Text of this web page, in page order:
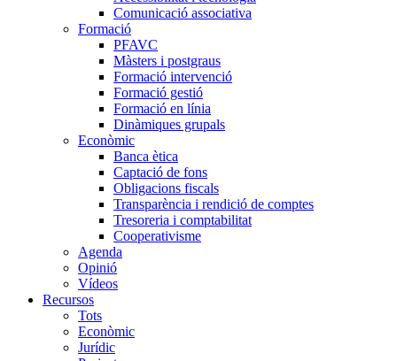
Comunicació associativa
Formació
PFAVC
Màsters i postgraus
Formació intervenció
Formació gestió
Formació en línia
Dinàmiques grupals
Econòmic
Banca ètica
Captació de fons
Obligacions fiscals
Transparència i rendició de comptes
Tresoreria i comptabilitat
Cooperativisme
Agenda
Opinió
Vídeos
Recursos
Tots
Econòmic
Jurídic